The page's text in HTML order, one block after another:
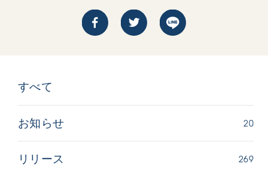
すべて
お知らせ 20
リリース 269